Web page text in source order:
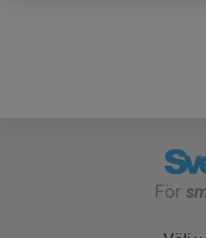
För